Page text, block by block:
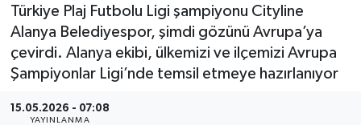
Türkiye Plaj Futbolu Ligi şampiyonu Cityline
Alanya Belediyespor, şimdi gözünü Avrupa’ya
çevirdi. Alanya ekibi, ülkemizi ve ilçemizi Avrupa
Şampiyonlar Ligi’nde temsil etmeye hazırlanıyor
15.05.2026 - 07:08
YAYINLANMA
E-Gazete
Haber Arşivi